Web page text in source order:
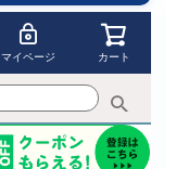
マイページ カート